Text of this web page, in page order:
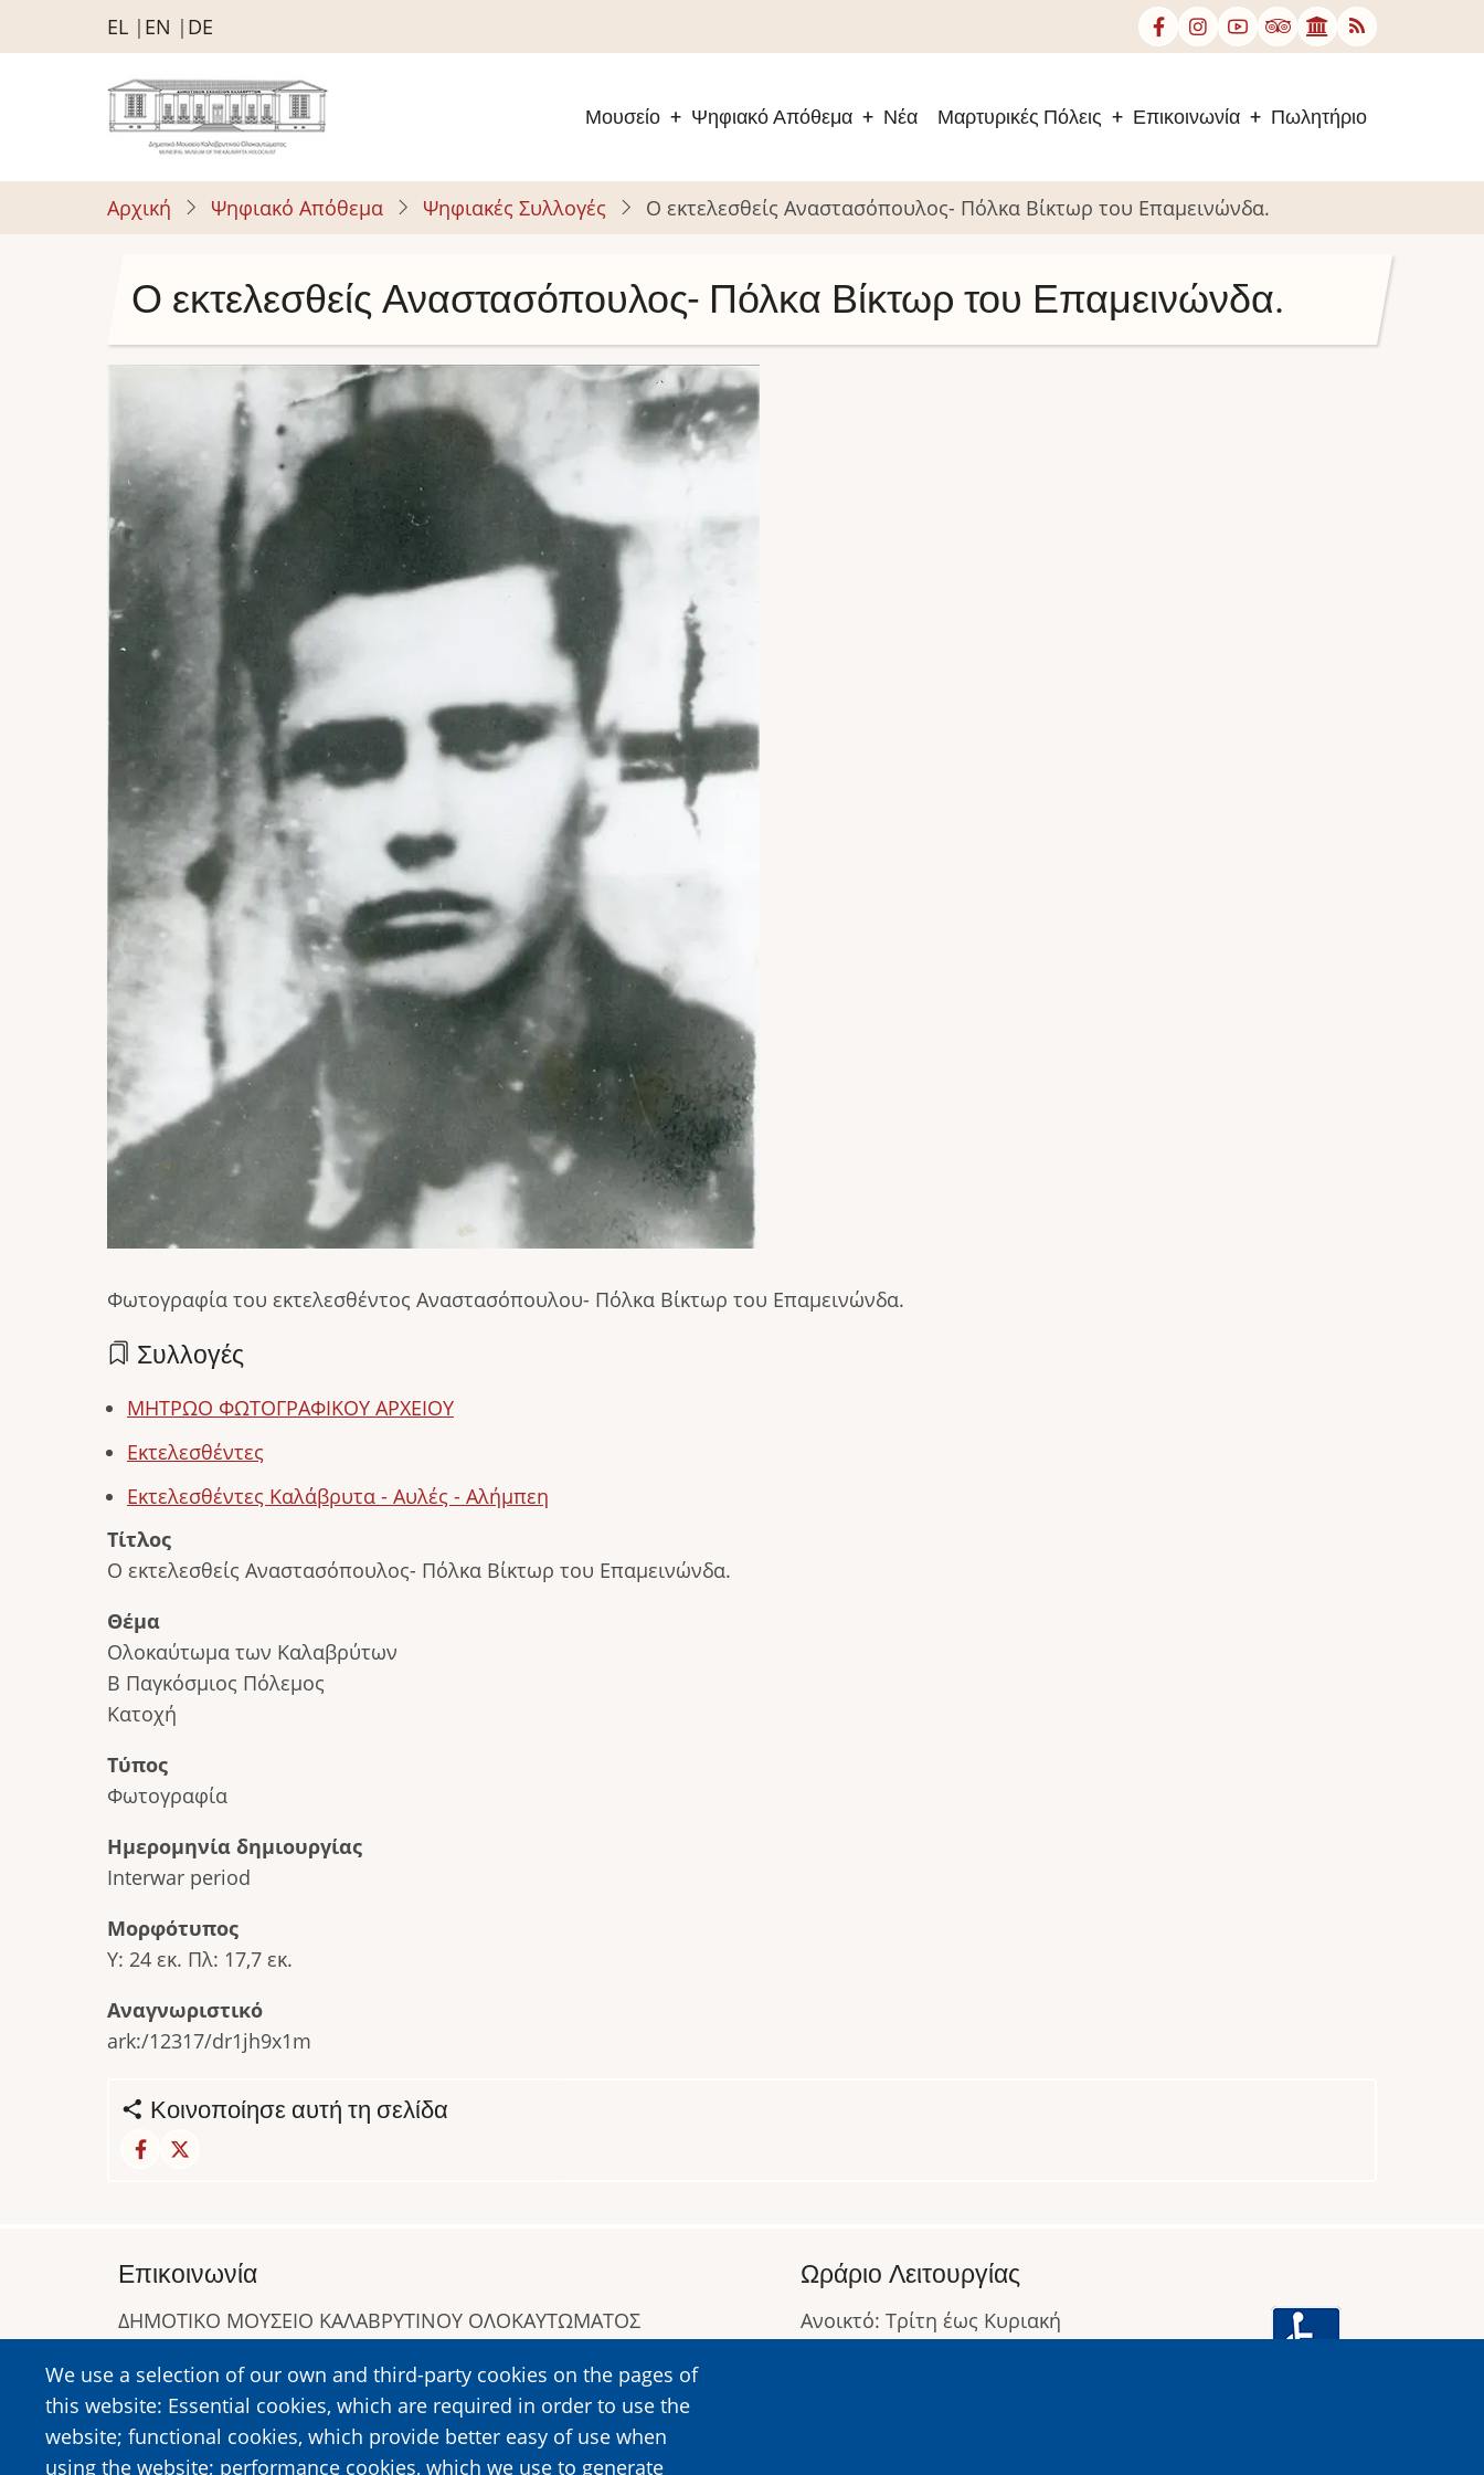
Παράκαμψη
προς
περιεχόμενο
EL EN DE
Μουσείο Ψηφιακό Απόθεμα Νέα Μαρτυρικές Πόλεις Επικοινωνία Πωλητήριο
Αρχική Ψηφιακό Απόθεμα Ψηφιακές Συλλογές Ο εκτελεσθείς Αναστασόπουλος- Πόλκα Βίκτωρ του Επαμεινώνδα.
Ο εκτελεσθείς Αναστασόπουλος- Πόλκα Βίκτωρ του Επαμεινώνδα.
Φωτογραφία του εκτελεσθέντος Αναστασόπουλου- Πόλκα Βίκτωρ του Επαμεινώνδα.
Συλλογές
ΜΗΤΡΩΟ ΦΩΤΟΓΡΑΦΙΚΟΥ ΑΡΧΕΙΟΥ
Εκτελεσθέντες
Εκτελεσθέντες Καλάβρυτα - Αυλές - Αλήμπεη
Τίτλος
Ο εκτελεσθείς Αναστασόπουλος- Πόλκα Βίκτωρ του Επαμεινώνδα.
Θέμα
Ολοκαύτωμα των Καλαβρύτων
Β Παγκόσμιος Πόλεμος
Κατοχή
Τύπος
Φωτογραφία
Ημερομηνία δημιουργίας
Interwar period
Μορφότυπος
Υ: 24 εκ. Πλ: 17,7 εκ.
Αναγνωριστικό
ark:/12317/dr1jh9x1m
Κοινοποίησε αυτή τη σελίδα
We use a selection of our own and third-party cookies on the pages of
this website: Essential cookies, which are required in order to use the
website; functional cookies, which provide better easy of use when
using the website; performance cookies, which we use to generate
Επικοινωνία
ΔΗΜΟΤΙΚΟ ΜΟΥΣΕΙΟ ΚΑΛΑΒΡΥΤΙΝΟΥ ΟΛΟΚΑΥΤΩΜΑΤΟΣ
Τηλ:2692023646, 2692360220
https://www.dmko.gr || info@dmko.gr
Ωράριο Λειτουργίας
Ανοικτό: Τρίτη έως Κυριακή